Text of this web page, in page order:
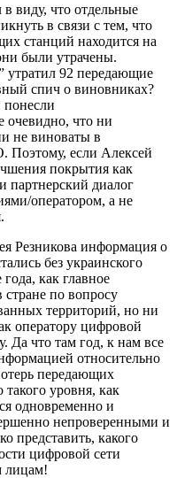
виду, что отдельные
в связи с тем, что
станций находится на
были утрачены.
утратил 92 передающие
спич о виновниках?
понесли
что ни
не виноваты в
Поэтому, если Алексей
покрытия как
партнерский диалог
оператором, а не
Резникова информация о
без украинского
как главное
стране по вопросу
территорий, но ни
оператору цифровой
Да что там год, к нам все
относительно
передающих
уровня, как
одновременно и
непроверенными и
представить, какого
цифровой сети
лицам!